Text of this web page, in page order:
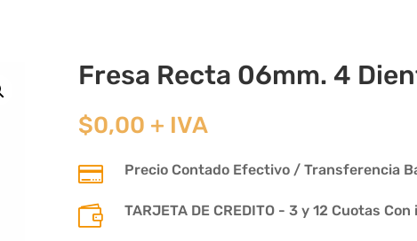
Fresa Recta 06mm. 4
$0,00 + IVA
 Precio Contado Efectivo / Transferencia
 TARJETA DE CREDITO - 3 y 12 Cuotas